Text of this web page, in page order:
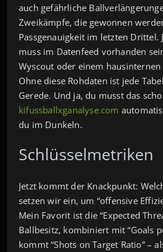
auch gefährliche
Zweikämpfe, die gewonnen
Passgenauigkeit im letzten Drittel.
muss im Datenfeed vorhanden
Wyscout oder einem hausinternen
Ohne diese Rohdaten ist jede
Gerede. Und ja, du musst das
kifussballxganalyse.com
du im Dunkeln.
Schlüsselmetriken
Jetzt kommt der Knackpunkt:
setzen wir ein, um “offensive
Mein Favorit ist die “Expected
Ballbesitz, kombiniert mit “Goals
kommt “Shots on Target Ratio” –